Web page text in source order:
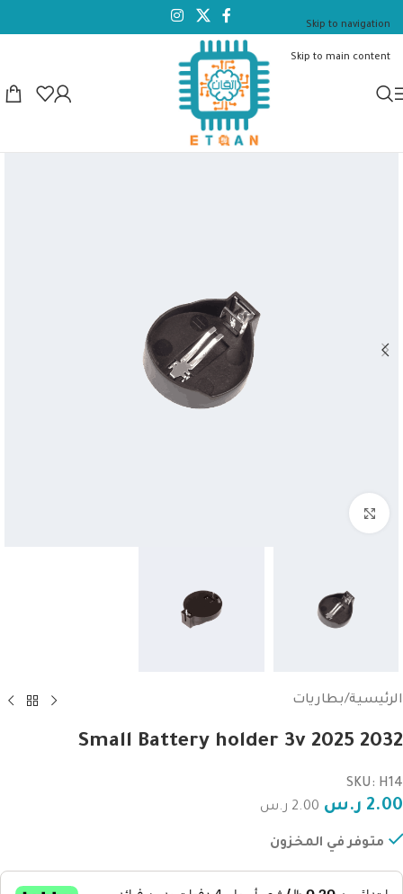
Skip to navigation
Skip to main content
الرئيسية/بطاريات
Small Battery holder 3v 2025 2032
SKU: H14
2.00 ر.س 2.00 ر.س
متوفر في المخزون